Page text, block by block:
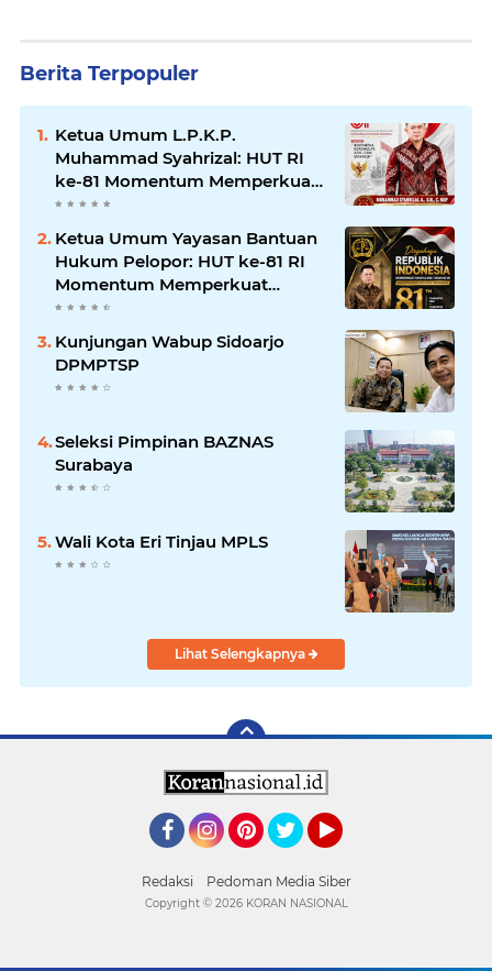
Berita Terpopuler
Ketua Umum L.P.K.P.
Muhammad Syahrizal: HUT RI
ke-81 Momentum Memperkuat
Persatuan dan Keadilan bagi
Ketua Umum Yayasan Bantuan
Hukum Pelopor: HUT ke-81 RI
Momentum Memperkuat
Keadilan, Persatuan, dan
Pengabdian kepada Masyarakat
Kunjungan Wabup Sidoarjo
DPMPTSP
Seleksi Pimpinan BAZNAS
Surabaya
Wali Kota Eri Tinjau MPLS
Lihat Selengkapnya
Redaksi Pedoman Media Siber
Copyright © 2026 KORAN NASIONAL